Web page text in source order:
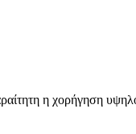
η χορήγηση